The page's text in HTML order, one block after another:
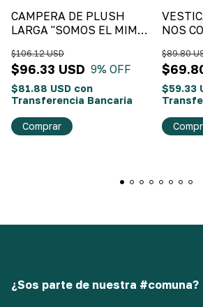
CAMPERA DE PLUSH
LARGA "SOMOS EL MIMO"
$96.33 USD
$106.12 USD
9% OFF
$81.88 USD con
Transferencia Bancaria
Comprar
NOS
$89.80
$59.33
¿Sos parte de nuestra #comuna?